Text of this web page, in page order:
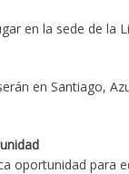
en la sede de la
en Santiago,
oportunidad para